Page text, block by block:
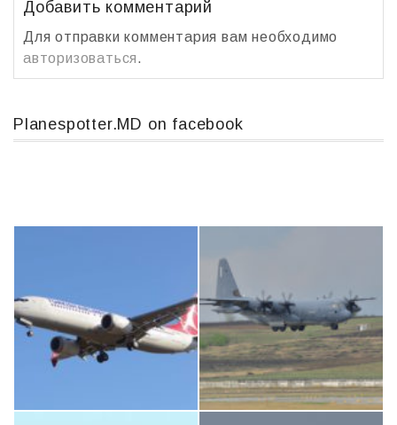
Добавить комментарий
Для отправки комментария вам необходимо
авторизоваться.
Planespotter.MD on facebook